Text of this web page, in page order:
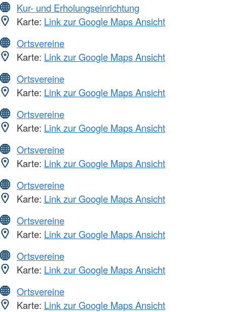
Kur- und Erholungseinrichtung
Karte: Link zur Google Maps Ansicht
Ortsvereine
Karte: Link zur Google Maps Ansicht
Ortsvereine
Karte: Link zur Google Maps Ansicht
Ortsvereine
Karte: Link zur Google Maps Ansicht
Ortsvereine
Karte: Link zur Google Maps Ansicht
Ortsvereine
Karte: Link zur Google Maps Ansicht
Ortsvereine
Karte: Link zur Google Maps Ansicht
Ortsvereine
Karte: Link zur Google Maps Ansicht
Ortsvereine
Karte: Link zur Google Maps Ansicht